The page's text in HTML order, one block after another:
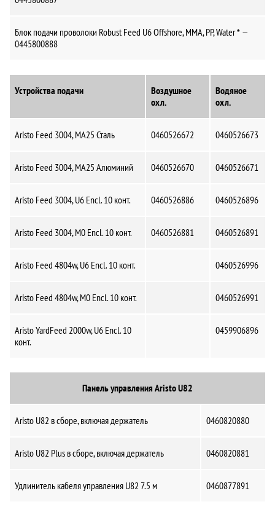
Блок подачи проволоки Robust Feed U6 Offshore, MMA, PP, Water * —
0445800888
Устройства подачи
Воздушное
охл.
Водяное
охл.
Aristo Feed 3004, MA25 Сталь 0460526672 0460526673
Aristo Feed 3004, MA25 Алюминий 0460526670 0460526671
Aristo Feed 3004, U6 Encl. 10 конт. 0460526886 0460526896
Aristo Feed 3004, M0 Encl. 10 конт. 0460526881 0460526891
Aristo Feed 4804w, U6 Encl. 10 конт. 0460526996
Aristo Feed 4804w, M0 Encl. 10 конт. 0460526991
Aristo YardFeed 2000w, U6 Encl. 10
конт.
0459906896
Панель управления Aristo U82
Aristo U82 в сборе, включая держатель 0460820880
Aristo U82 Plus в сборе, включая держатель 0460820881
Удлинитель кабеля управления U82 7.5 м 0460877891